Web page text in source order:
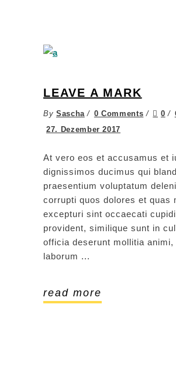
LEAVE A MARK
By Sascha 0 Comments 0
27. Dezember 2017
At vero eos et accusamus et
dignissimos ducimus qui
praesentium voluptatum
corrupti quos dolores et quas
excepturi sint occaecati
provident, similique sunt in
officia deserunt mollitia animi,
laborum
read more